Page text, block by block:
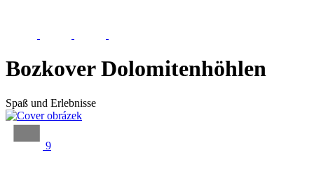
Bozkover Dolomitenhöhlen
Spaß und Erlebnisse
9